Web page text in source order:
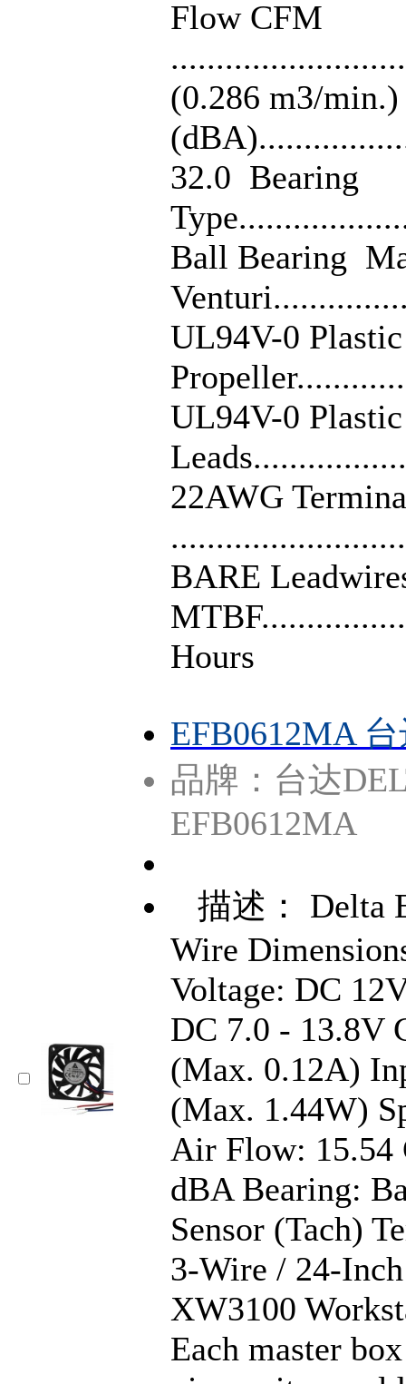
Flow CFM
(0.286 m3/
32.0 Bearing
Ball Bearing
UL94V-0
UL94V-0
22AWG
BARE
Hours
EFB0612MA
品牌：台达
EFB0612MA
描述： Delta
Wire
Voltage: DC
DC 7.0 - 13.8V
(Max. 0.12A)
(Max. 1.44W)
Air Flow: 15.54
dBA Bearing:
Sensor (Tach)
3-Wire / 24-
XW3100
Each master